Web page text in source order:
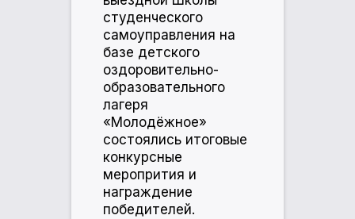
студенческого
самоуправления на
базе детского
оздоровительно-
образовательного
лагеря
«Молодёжное»
состоялись итоговые
конкурсные
меропрития и
награждение
победителей.